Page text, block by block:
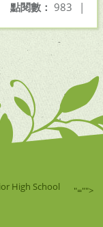
點閱數： 983 |
High School
"="">